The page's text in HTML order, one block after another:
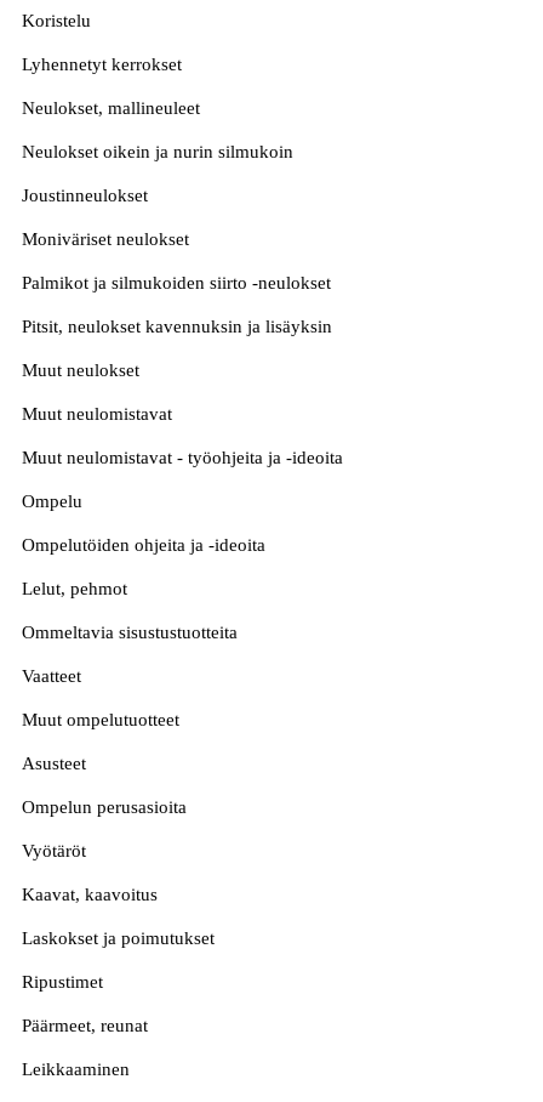
Koristelu
Lyhennetyt kerrokset
Neulokset, mallineuleet
Neulokset oikein ja nurin silmukoin
Joustinneulokset
Moniväriset neulokset
Palmikot ja silmukoiden siirto -neulokset
Pitsit, neulokset kavennuksin ja lisäyksin
Muut neulokset
Muut neulomistavat
Muut neulomistavat - työohjeita ja -ideoita
Ompelu
Ompelutöiden ohjeita ja -ideoita
Lelut, pehmot
Ommeltavia sisustustuotteita
Vaatteet
Muut ompelutuotteet
Asusteet
Ompelun perusasioita
Vyötäröt
Kaavat, kaavoitus
Laskokset ja poimutukset
Ripustimet
Päärmeet, reunat
Leikkaaminen